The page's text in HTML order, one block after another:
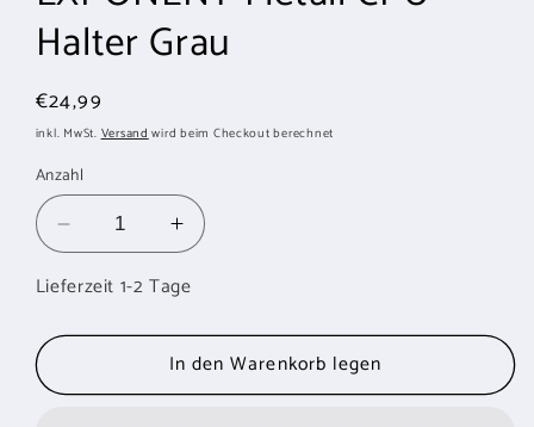
Halter Grau
Normaler
Preis
€24,99
inkl. MwSt.Versandwird beim Checkout berechnet
Anzahl
Verringere
die
Menge
EXPONENT
CPU
Erhöhe
die
Menge
EXPONENT
Metall
CPU
Lieferzeit 1-2 Tage
In den Warenkorb legen